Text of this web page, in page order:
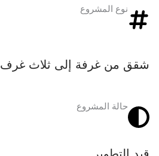
نوع المشروع
شقق من غرفة إلى ثلاث غرف
حالة المشروع